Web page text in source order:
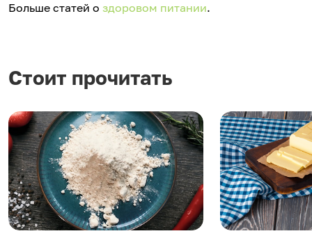
Больше статей о здоровом питании.
Стоит прочитать